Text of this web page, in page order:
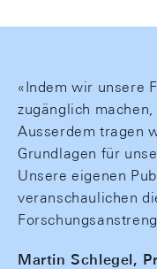
«Indem wir unsere
zugänglich
Ausserdem tragen
Grundlagen für
Unsere eigenen
veranschaulichen
Martin Schlegel,